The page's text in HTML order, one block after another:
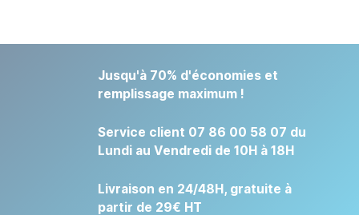
Jusqu'à 70% d'économies et
remplissage maximum !
Service client 07 86 00 58 07 du
Lundi au Vendredi de 10H à 18H
Livraison en 24/48H, gratuite à
partir de 29€ HT